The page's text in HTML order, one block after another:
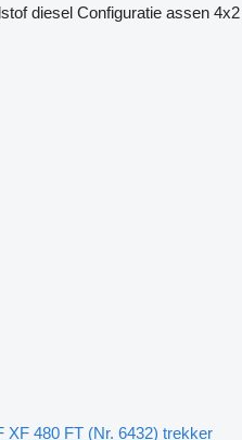
diesel Configuratie assen 4x2
XF 480 FT (Nr. 6432) trekker